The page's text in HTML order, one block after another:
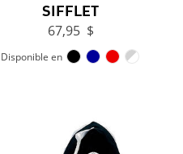
SIFFLET
67,95 $
Disponible en